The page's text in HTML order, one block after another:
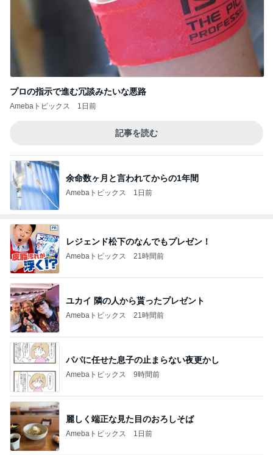
プロの指示で進む冗談みたいな悪路
Amebaトピックス 1日前
記事を読む
余命数ヶ月と言われてからの1年間
Amebaトピックス 1日前
レジェンド松下のなんでもプレゼン！
Amebaトピックス 21時間前
ユカイ 隣の人から貰ったプレゼント
Amebaトピックス 21時間前
パパに任せた息子の止まらない夜更かし
Amebaトピックス 9時間前
麗しく端正な見た目のおろしそば
Amebaトピックス 1日前